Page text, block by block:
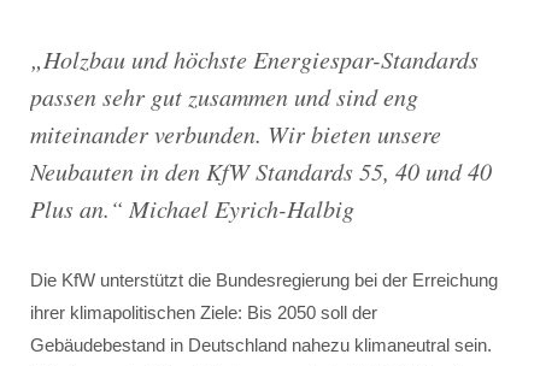
„Holzbau und höchste Energiespar-Standards
passen sehr gut zusammen und sind eng
miteinander verbunden. Wir bieten unsere
Neubauten in den KfW Standards 55, 40 und 40
Plus an.“ Michael Eyrich-Halbig
Die KfW unterstützt die Bundesregierung bei der Erreichung
ihrer klimapolitischen Ziele: Bis 2050 soll der
Gebäudebestand in Deutschland nahezu klimaneutral sein.